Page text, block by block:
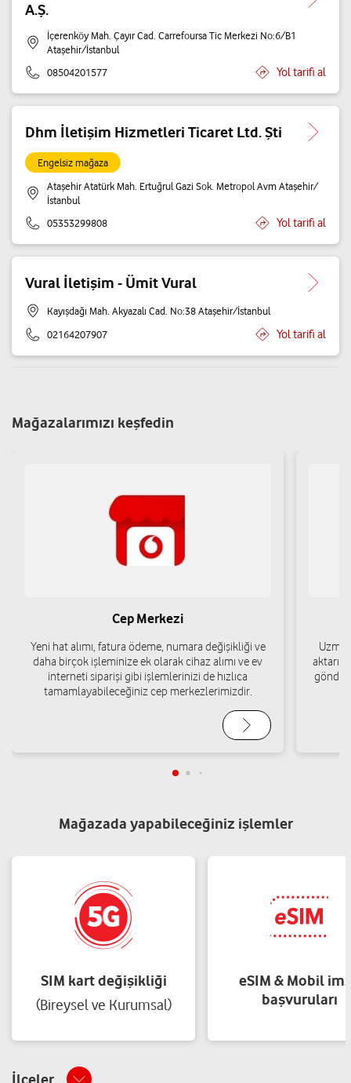
A.Ş.
İçerenköy Mah. Çayır Cad. Carrefoursa Tic Merkezi No:6/B1
Ataşehir/İstanbul
08504201577
Yol tarifi al
Dhm İletişim Hizmetleri Ticaret Ltd. Şti
Engelsiz mağaza
Ataşehir Atatürk Mah. Ertuğrul Gazi Sok. Metropol Avm Ataşehir/
İstanbul
05353299808
Yol tarifi al
Vural İletişim - Ümit Vural
Kayışdağı Mah. Akyazalı Cad. No:38 Ataşehir/İstanbul
02164207907
Yol tarifi al
Kayışdağı Mah. Uslu Cad. 131 Ataşehir/İstanbul
Serhat Avcı - Avcı İletişim
Yeni Çamlıca Mah. Dursunbey Cad. No:59 Ataşehir/İstanbul
Ayyıldız İletişim-Melik Ayyıldız
Küçükbakkalköy Mah.Fırın Cad.No:16-B İç Kapı No:1 Ataşehir/
İstanbul
05322716685
Yol tarifi al
Sonora Teknoloji Limited Şirketi
Ferhatpaşa Mah.Yeditepe Cad.No:32-B Ataşehir/İstanbul
Küçükbakkalköy Mh.Başöğretmen Cd.No:11 B Ataşehir/İstanbul
05413262525
Yol tarifi al
ÖZKAN İLETİŞİM-MEHMET EMİR ÖZKAN
İçerenköy Mahallesi Karslı Ahmet Caddesi Cebeci No:36-C
Mağazalarımızı keşfedin
Cep Merkezi
Yeni hat alımı, fatura ödeme, numara değişikliği ve
daha birçok işleminize ek olarak cihaz alımı ve ev
interneti siparişi gibi işlemlerinizi de hızlıca
tamamlayabileceğiniz cep merkezlerimizdir.
Mağazada yapabileceğiniz işlemler
SIM kart değişikliği
(Bireysel ve Kurumsal)
eSIM & Mobil
başvuruları
İlçeler